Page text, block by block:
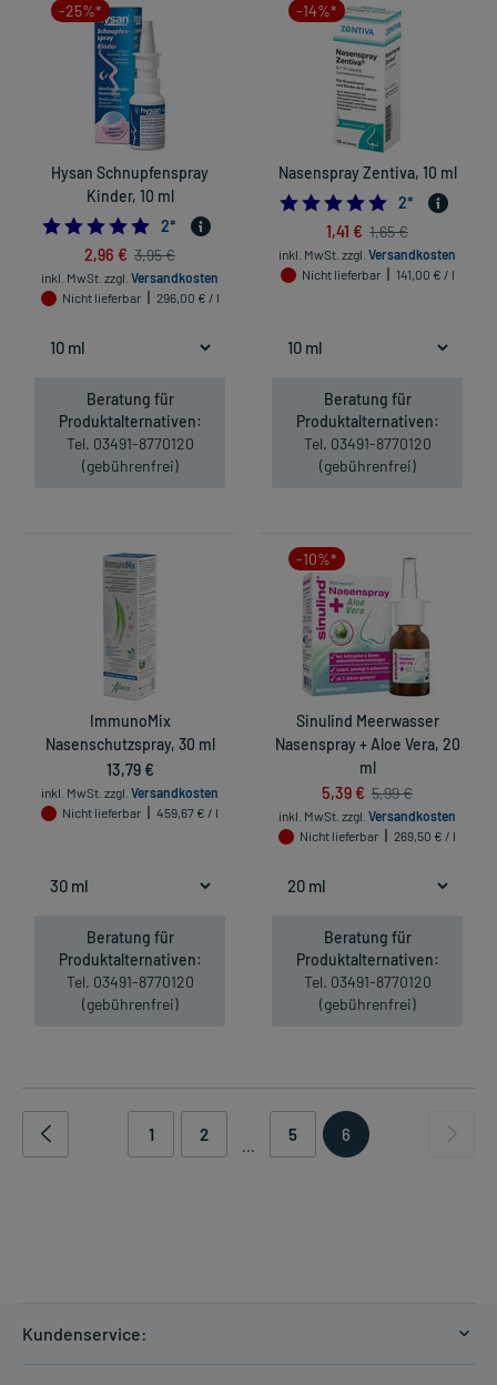
-25%*
Hysan Schnupfenspray
Kinder, 10 ml
5.0
2*
2,96 € 3,95 €
inkl. MwSt. zzgl. Versandkosten
Nicht lieferbar
296,00 € / l
Beratung für
Produktalternativen:
Tel. 03491-8770120
(gebührenfrei)
-14%*
Nasenspray Zentiva, 10 ml
5.0
2*
1,41 € 1,65 €
inkl. MwSt. zzgl. Versandkosten
Nicht lieferbar
141,00 € / l
Beratung für
Produktalternativen:
Tel. 03491-8770120
(gebührenfrei)
ImmunoMix
Nasenschutzspray, 30 ml
13,79 €
inkl. MwSt. zzgl. Versandkosten
Nicht lieferbar
459,67 € / l
Beratung für
Produktalternativen:
Tel. 03491-8770120
(gebührenfrei)
-10%*
Sinulind Meerwasser
Nasenspray + Aloe Vera, 20
ml
5,39 € 5,99 €
inkl. MwSt. zzgl. Versandkosten
Nicht lieferbar
269,50 € / l
Beratung für
Produktalternativen:
Tel. 03491-8770120
(gebührenfrei)
1 2
...
5 6
Kundenservice: